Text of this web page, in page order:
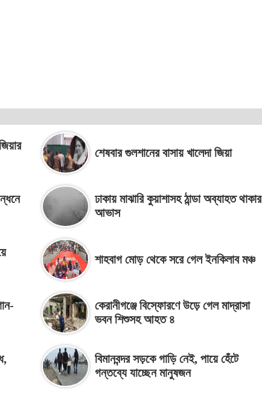
শেষবার গুলশানের বাসায় খালেদা জিয়া
ঢাকায় মাঝারি কুয়াশাসহ ঠান্ডা অব্যাহত থাকার
আভাস
শাহবাগ মোড় থেকে সরে গেল ইনকিলাব মঞ্চ
কেরানীগঞ্জে বিস্ফোরণে উড়ে গেল মাদ্রাসা
ভবন শিশুসহ আহত ৪
বিমানবন্দর সড়কে গাড়ি নেই, পায়ে হেঁটে
গন্তব্যে যাচ্ছেন মানুষজন